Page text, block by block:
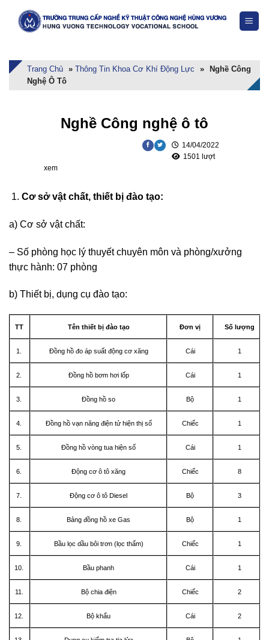
Trang Chủ » Thông Tin Khoa Cơ Khí Động Lực »
Nghề Công
Nghệ Ô Tô
Nghề Công nghệ ô tô
14/04/2022
1501 lượt
xem
Cơ sởvật chất, thiết bị đào tạo:
a) Cơ sở vật chất:
– Số phòng học lý thuyết chuyên môn và phòng/xưởng
thực hành: 07 phòng
b) Thiết bị, dụng cụ đào tạo:
TT Tên thiết bị đào tạo Đơn vị Số lượng
1. Đồng hồ đo áp suất động cơ xăng Cái 1
2. Đồng hồ bơm hơi lốp Cái 1
3. Đồng hồ so Bộ 1
4. Đồng hồ vạn năng điện tử hiện thị số Chiếc 1
5. Đồng hồ vòng tua hiện số Cái 1
6. Động cơ ô tô xăng Chiếc 8
7. Động cơ ô tô Diesel Bộ 3
8. Bảng đồng hồ xe Gas Bộ 1
9. Bầu lọc dầu bôi trơn (lọc thấm) Chiếc 1
10. Bầu phanh Cái 1
11. Bộ chia điện Chiếc 2
12. Bộ khẩu Cái 2